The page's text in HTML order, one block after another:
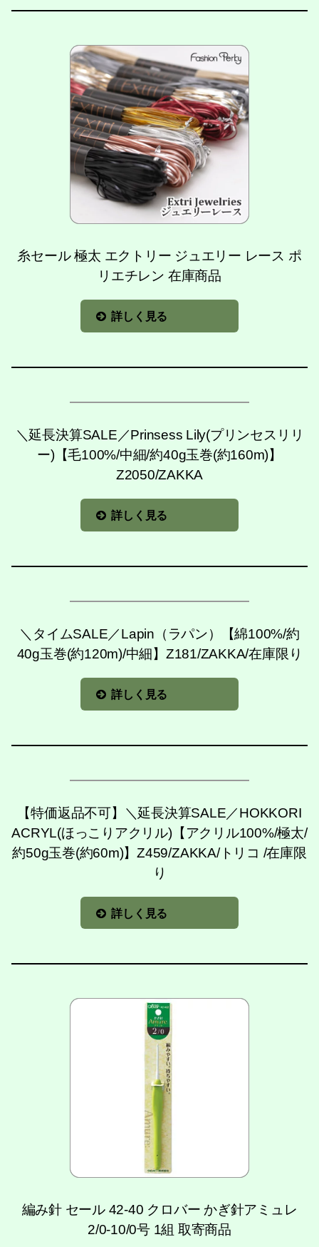
糸セール 極太 エクトリー ジュエリー レース ポ
リエチレン 在庫商品
詳しく見る
＼延長決算SALE／Prinsess Lily(プリンセスリリ
ー)【毛100%/中細/約40g玉巻(約160m)】
Z2050/ZAKKA
詳しく見る
＼タイムSALE／Lapin（ラパン）【綿100%/約
40g玉巻(約120m)/中細】Z181/ZAKKA/在庫限り
詳しく見る
【特価返品不可】＼延長決算SALE／HOKKORI
ACRYL(ほっこりアクリル)【アクリル100%/極太/
約50g玉巻(約60m)】Z459/ZAKKA/トリコ /在庫限
り
詳しく見る
編み針 セール 42-40 クロバー かぎ針アミュレ
2/0-10/0号 1組 取寄商品